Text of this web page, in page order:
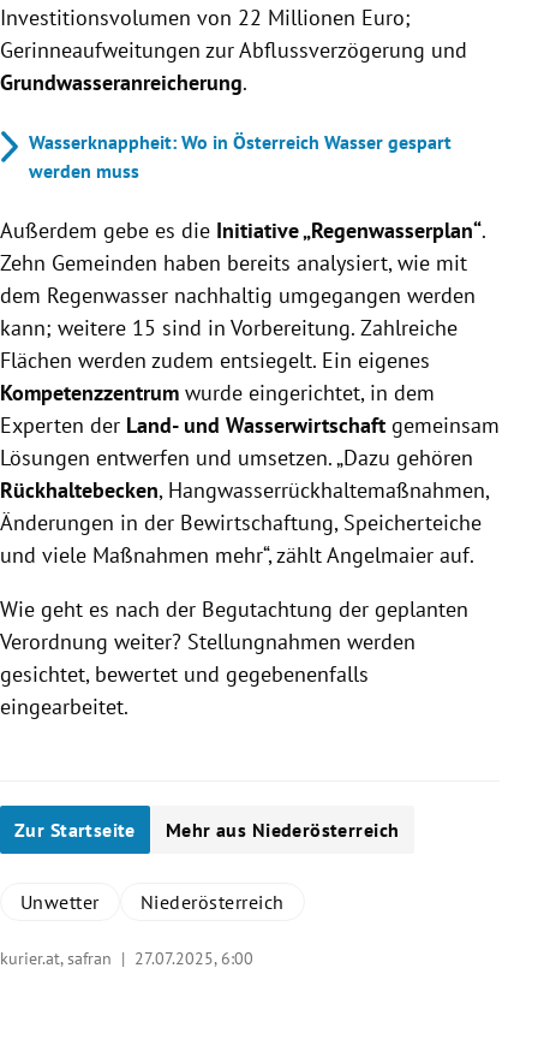
Investitionsvolumen von 22 Millionen Euro;
Gerinneaufweitungen zur Abflussverzögerung und
Grundwasseranreicherung.
Wasserknappheit: Wo in Österreich Wasser gespart
werden muss
Außerdem gebe es die Initiative „Regenwasserplan“.
Zehn Gemeinden haben bereits analysiert, wie mit
dem Regenwasser nachhaltig umgegangen werden
kann; weitere 15 sind in Vorbereitung. Zahlreiche
Flächen werden zudem entsiegelt. Ein eigenes
Kompetenzzentrum wurde eingerichtet, in dem
Experten der Land- und Wasserwirtschaft gemeinsam
Lösungen entwerfen und umsetzen. „Dazu gehören
Rückhaltebecken, Hangwasserrückhaltemaßnahmen,
Änderungen in der Bewirtschaftung, Speicherteiche
und viele Maßnahmen mehr“, zählt Angelmaier auf.
Wie geht es nach der Begutachtung der geplanten
Verordnung weiter? Stellungnahmen werden
gesichtet, bewertet und gegebenenfalls
eingearbeitet.
Zur Startseite Mehr aus Niederösterreich
Unwetter Niederösterreich
kurier.at, safran | 27.07.2025, 6:00